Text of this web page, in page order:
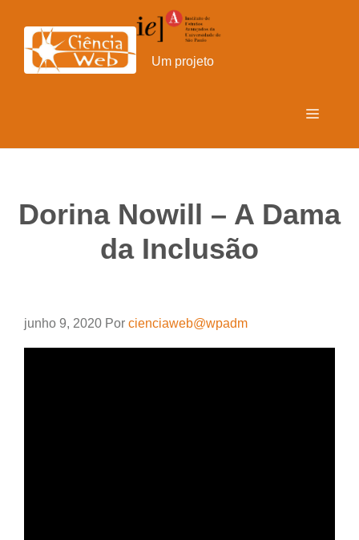
para
conteúdo
Um projeto
Menu
Dorina Nowill – A Dama
da Inclusão
junho 9, 2020 Por cienciaweb@wpadm